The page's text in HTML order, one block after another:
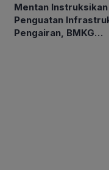
Mentan Instruksikan
Penguatan
Pengairan, BMKG